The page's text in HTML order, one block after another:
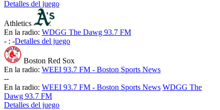
Detalles del juego
Athletics
En la radio: WDGG The Dawg 93.7 FM
- : -Detalles del juego
Boston Red Sox
En la radio: WEEI 93.7 FM - Boston Sports News
--
En la radio: WEEI 93.7 FM - Boston Sports News WDGG The
Dawg 93.7 FM
Detalles del juego